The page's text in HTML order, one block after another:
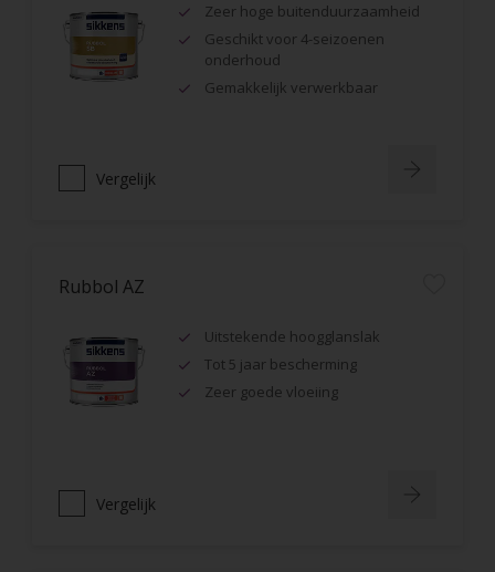
Zeer hoge buitenduurzaamheid
Geschikt voor 4-seizoenen
onderhoud
Gemakkelijk verwerkbaar
Vergelijk
Rubbol AZ
Uitstekende hoogglanslak
Tot 5 jaar bescherming
Zeer goede vloeiing
Vergelijk